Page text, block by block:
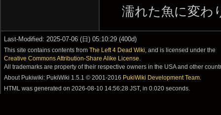
濡れた魚に変わ
Last-Modified: 2025-07-06 (日) 05:10:29 (400d)
This site contains contents fromThe Left 4 Dead Wiki , and is licensed under the
Creative Commons Attribution-Share Alike License
All trademarks are property of their respective owners in the USA and other
About Pukiwiki: PukiWiki 1.5.1 © 2001-2016 PukiWiki Development Team
HTML was generated on2026-08-10 14:56:28 JST, in 0.020 seconds.